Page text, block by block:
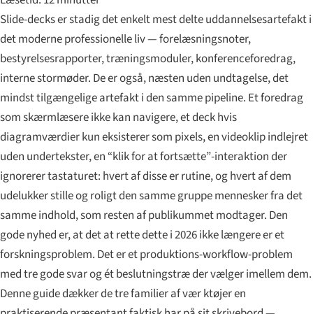
Slide-decks er stadig det enkelt mest delte uddannelsesartefakt i
det moderne professionelle liv — forelæsningsnoter,
bestyrelsesrapporter, træningsmoduler, konferenceforedrag,
interne stormøder. De er også, næsten uden undtagelse, det
mindst tilgængelige artefakt i den samme pipeline. Et foredrag
som skærmlæsere ikke kan navigere, et deck hvis
diagramværdier kun eksisterer som pixels, en videoklip indlejret
uden undertekster, en “klik for at fortsætte”-interaktion der
ignorerer tastaturet: hvert af disse er rutine, og hvert af dem
udelukker stille og roligt den samme gruppe mennesker fra det
samme indhold, som resten af publikummet modtager. Den
gode nyhed er, at det at rette dette i 2026 ikke længere er et
forskningsproblem. Det er et produktions-workflow-problem
med tre gode svar og ét beslutningstræ der vælger imellem dem.
Denne guide dækker de tre familier af vær ktøjer en